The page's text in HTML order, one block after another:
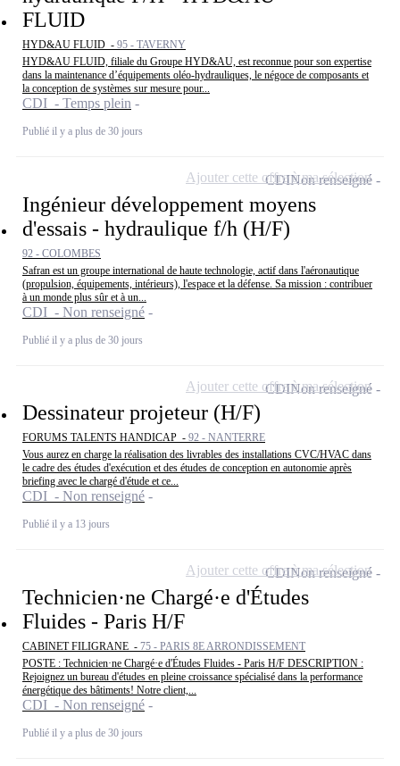
FLUID
HYD&AU FLUID - 95 - TAVERNY
HYD&AU FLUID, filiale du Groupe HYD&AU, est reconnue pour son expertise
dans la maintenance d’équipements oléo-hydrauliques, le négoce de composants et
la conception de systèmes sur mesure pour...
CDI - Temps plein
Publié il y a plus de 30 jours
Ingénieur développement moyens
d'essais - hydraulique f/h (H/F)
92 - COLOMBES
Safran est un groupe international de haute technologie, actif dans l'aéronautique
(propulsion, équipements, intérieurs), l'espace et la défense. Sa mission : contribuer
à un monde plus sûr et à un...
CDI - Non renseigné
Publié il y a plus de 30 jours
CDINon renseigné
Ajouter cette offre à ma sélection
Dessinateur projeteur (H/F)
FORUMS TALENTS HANDICAP - 92 - NANTERRE
Vous aurez en charge la réalisation des livrables des installations CVC/HVAC dans
le cadre des études d'exécution et des études de conception en autonomie après
briefing avec le chargé d'étude et ce...
CDI - Non renseigné
Publié il y a 13 jours
CDINon renseigné
Ajouter cette offre à ma sélection
Technicien·ne Chargé·e d'Études
Fluides - Paris H/F
CABINET FILIGRANE - 75 - PARIS 8E ARRONDISSEMENT
POSTE : Technicien·ne Chargé·e d'Études Fluides - Paris H/F DESCRIPTION :
Rejoignez un bureau d'études en pleine croissance spécialisé dans la performance
énergétique des bâtiments! Notre client,...
CDI - Non renseigné
Publié il y a plus de 30 jours
CDINon renseigné
Ajouter cette offre à ma sélection